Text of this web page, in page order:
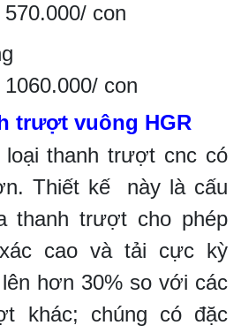
con
con
trượt vuông HGR
loại thanh trượt cnc có
Thiết kế này là cấu
thanh trượt cho phép
cao và tải cực kỳ
hơn 30% so với các
khác; chúng có đặc